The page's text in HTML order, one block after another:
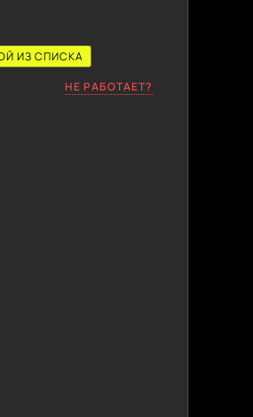
ИЗ СПИСКА
НЕ РАБОТАЕТ?